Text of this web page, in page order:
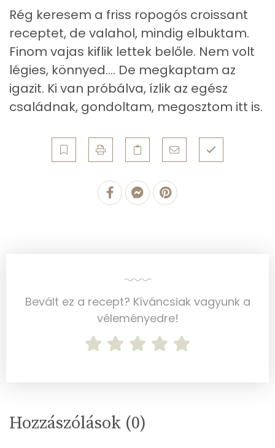
Rég keresem a friss ropogós croissant
receptet, de valahol, mindig elbuktam.
Finom vajas kiflik lettek belőle. Nem volt
légies, könnyed.... De megkaptam az
igazit. Ki van próbálva, ízlik az egész
családnak, gondoltam, megosztom itt is.
Bevált ez a recept? Kíváncsiak vagyunk a
véleményedre!
Hozzászólások (0)